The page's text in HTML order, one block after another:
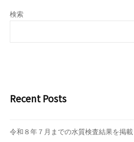
検索
Recent Posts
令和８年７月までの水質検査結果を掲載